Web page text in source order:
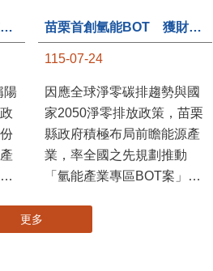
縣長見證「核心醫療產業推動園區」產學合作簽約儀式
苗栗首創氫能BOT 獲財政部「突破之翼」肯定
115-07-24
縣政府積極布局前瞻能源產